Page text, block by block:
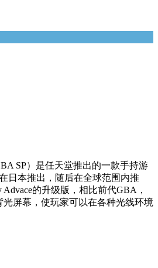
SP）是任天堂推出的一款手持游
日本推出，随后在全球范围内推
Advace的升级版，相比前代GBA，
屏幕，使玩家可以在各种光线环境